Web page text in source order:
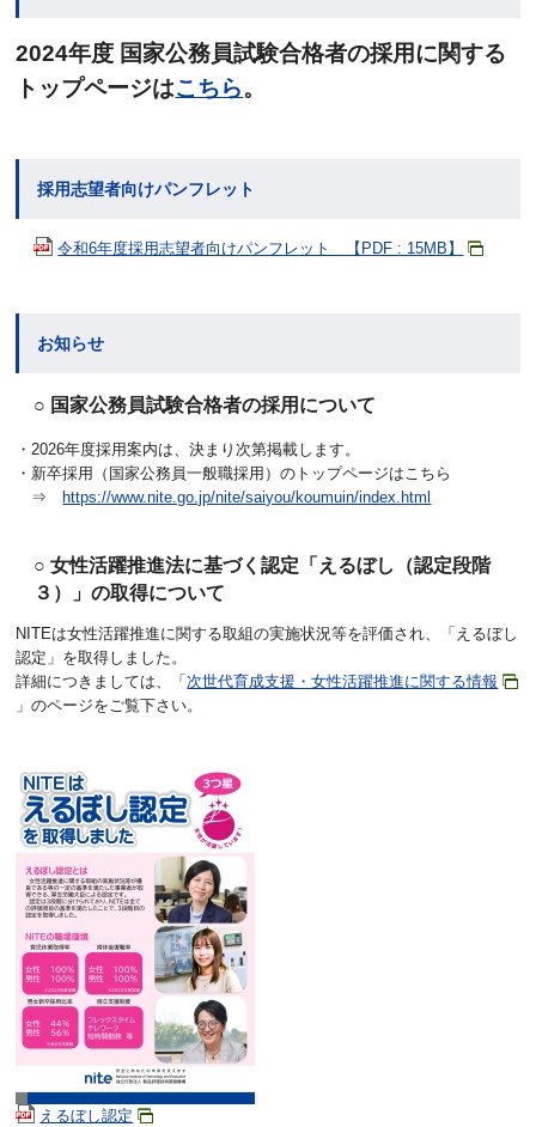
2024年度 国家公務員試験合格者の採用に関する
トップページはこちら。
採用志望者向けパンフレット
令和6年度採用志望者向けパンフレット 【PDF : 15MB】
お知らせ
○ 国家公務員試験合格者の採用について
・2026年度採用案内は、決まり次第掲載します。
・新卒採用（国家公務員一般職採用）のトップページはこちら
⇒
https://www.nite.go.jp/nite/saiyou/koumuin/index.html
○ 女性活躍推進法に基づく認定「えるぼし（認定段階
３）」の取得について
NITEは女性活躍推進に関する取組の実施状況等を評価され、「えるぼし
認定」を取得しました。
詳細につきましては、「次世代育成支援・女性活躍推進に関する情報
」のページをご覧下さい。
えるぼし認定